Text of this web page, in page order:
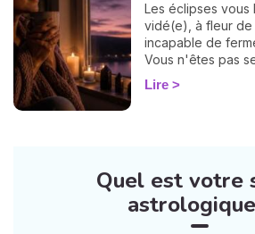
Les éclipses vous
vidé(e), à fleur de
incapable de
Vous n'êtes pas
surtout : ça se
douceur. Voici 7
intérieur. 🛡️🌒
Lire
Quel est votre